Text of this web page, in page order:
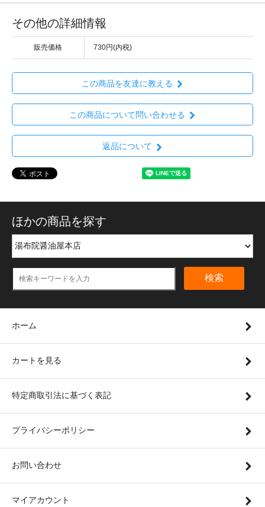
その他の詳細情報
販売価格 730円(内税)
この商品を友達に教える
この商品について問い合わせる
返品について
ほかの商品を探す
検索
ホーム
カートを見る
特定商取引法に基づく表記
プライバシーポリシー
お問い合わせ
マイアカウント